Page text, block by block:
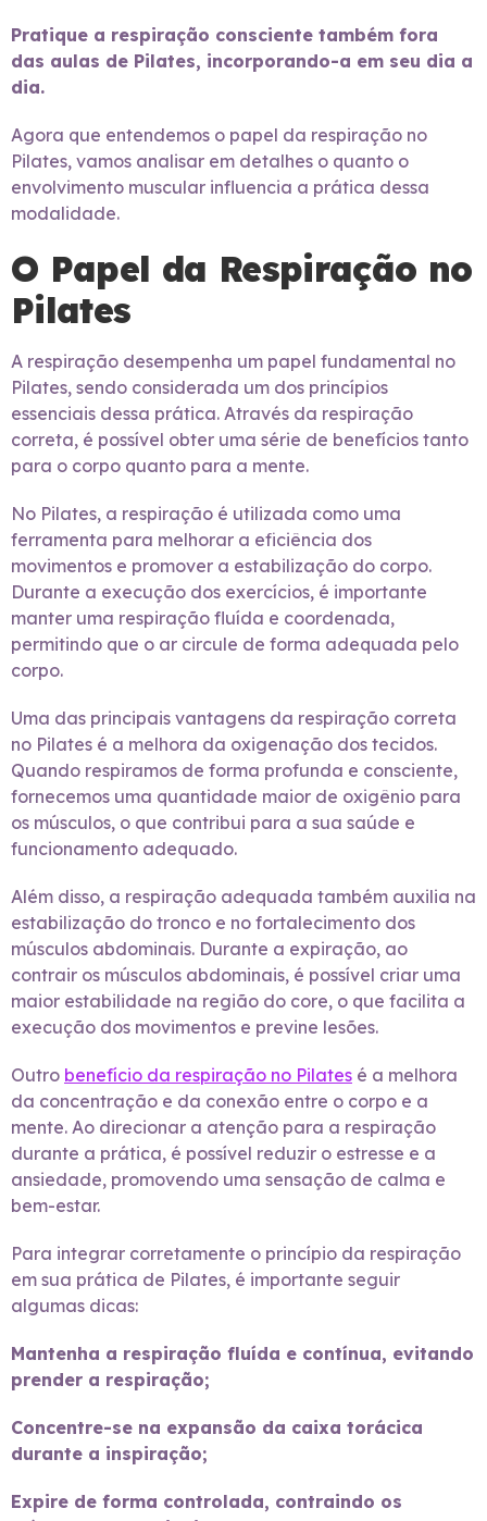
Pratique a respiração consciente também fora
das aulas de Pilates, incorporando-a em seu dia a
dia.
Agora que entendemos o papel da respiração no
Pilates, vamos analisar em detalhes o quanto o
envolvimento muscular influencia a prática dessa
modalidade.
O Papel da Respiração no
Pilates
A respiração desempenha um papel fundamental no
Pilates, sendo considerada um dos princípios
essenciais dessa prática. Através da respiração
correta, é possível obter uma série de benefícios tanto
para o corpo quanto para a mente.
No Pilates, a respiração é utilizada como uma
ferramenta para melhorar a eficiência dos
movimentos e promover a estabilização do corpo.
Durante a execução dos exercícios, é importante
manter uma respiração fluída e coordenada,
permitindo que o ar circule de forma adequada pelo
corpo.
Uma das principais vantagens da respiração correta
no Pilates é a melhora da oxigenação dos tecidos.
Quando respiramos de forma profunda e consciente,
fornecemos uma quantidade maior de oxigênio para
os músculos, o que contribui para a sua saúde e
funcionamento adequado.
Além disso, a respiração adequada também auxilia na
estabilização do tronco e no fortalecimento dos
músculos abdominais. Durante a expiração, ao
contrair os músculos abdominais, é possível criar uma
maior estabilidade na região do core, o que facilita a
execução dos movimentos e previne lesões.
Outro benefício da respiração no Pilates é a melhora
da concentração e da conexão entre o corpo e a
mente. Ao direcionar a atenção para a respiração
durante a prática, é possível reduzir o estresse e a
ansiedade, promovendo uma sensação de calma e
bem-estar.
Para integrar corretamente o princípio da respiração
em sua prática de Pilates, é importante seguir
algumas dicas:
Mantenha a respiração fluída e contínua, evitando
prender a respiração;
Concentre-se na expansão da caixa torácica
durante a inspiração;
Expire de forma controlada, contraindo os